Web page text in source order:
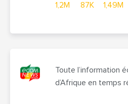
1,2M 87K 1,49M
Toute l’information
d’Afrique en temps